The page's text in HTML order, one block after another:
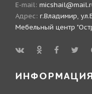
E-mail:
Адрес: г.Владимир,
Мебельный центр
ИНФОРМАЦИЯ